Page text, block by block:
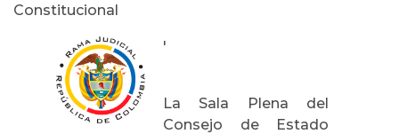
Constitucional
'
La Sala Plena del
Consejo de Estado